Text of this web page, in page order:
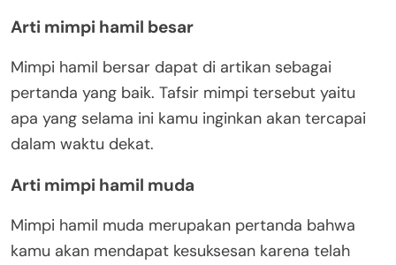
Arti mimpi hamil besar
Mimpi hamil bersar dapat di artikan sebagai
pertanda yang baik. Tafsir mimpi tersebut yaitu
apa yang selama ini kamu inginkan akan tercapai
dalam waktu dekat.
Arti mimpi hamil muda
Mimpi hamil muda merupakan pertanda bahwa
kamu akan mendapat kesuksesan karena telah